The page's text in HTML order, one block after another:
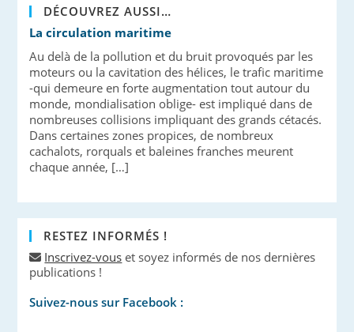
DÉCOUVREZ AUSSI…
La circulation maritime
Au delà de la pollution et du bruit provoqués par les
moteurs ou la cavitation des hélices, le trafic maritime
-qui demeure en forte augmentation tout autour du
monde, mondialisation oblige- est impliqué dans de
nombreuses collisions impliquant des grands cétacés.
Dans certaines zones propices, de nombreux
cachalots, rorquals et baleines franches meurent
chaque année, […]
RESTEZ INFORMÉS !
Inscrivez-vous et soyez informés de nos dernières
publications !
Suivez-nous sur Facebook :